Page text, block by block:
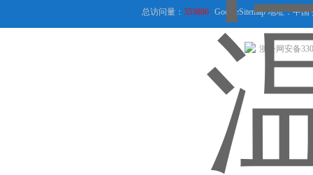
总访问量：353886 GoogleSitemap地址：中国
浙公网安备